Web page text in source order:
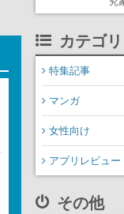
カテゴリ
特集記事
マンガ
女性向け
アプリレビュー
その他